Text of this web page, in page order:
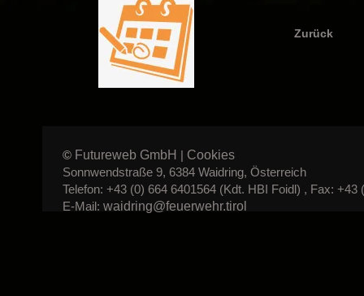
Zurück
© Futureweb GmbH | Cookies
Sonnwendstraße 9, 6384 Waidring, Österreich
Telefon: +43 (0) 664 6401564 (Kdt. HBI Foidl) , Fax: +43
E-Mail: waidring@feuerwehr.tirol